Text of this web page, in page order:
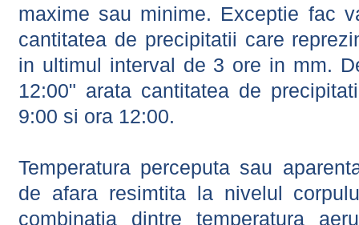
maxime sau minime. Exceptie fac
cantitatea de precipitatii care
in ultimul interval de 3 ore in mm.
12:00" arata cantitatea de
9:00 si ora 12:00.
Temperatura perceputa sau
de afara resimtita la nivelul
combinatia dintre temperatura